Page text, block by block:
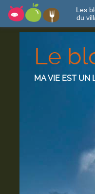
Les
du
Le
MA VIE EST UN